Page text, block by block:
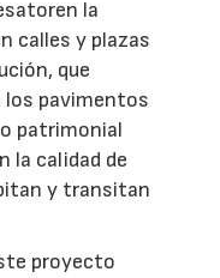
la
calles y plazas
que
los pavimentos
patrimonial
la calidad de
y transitan
proyecto